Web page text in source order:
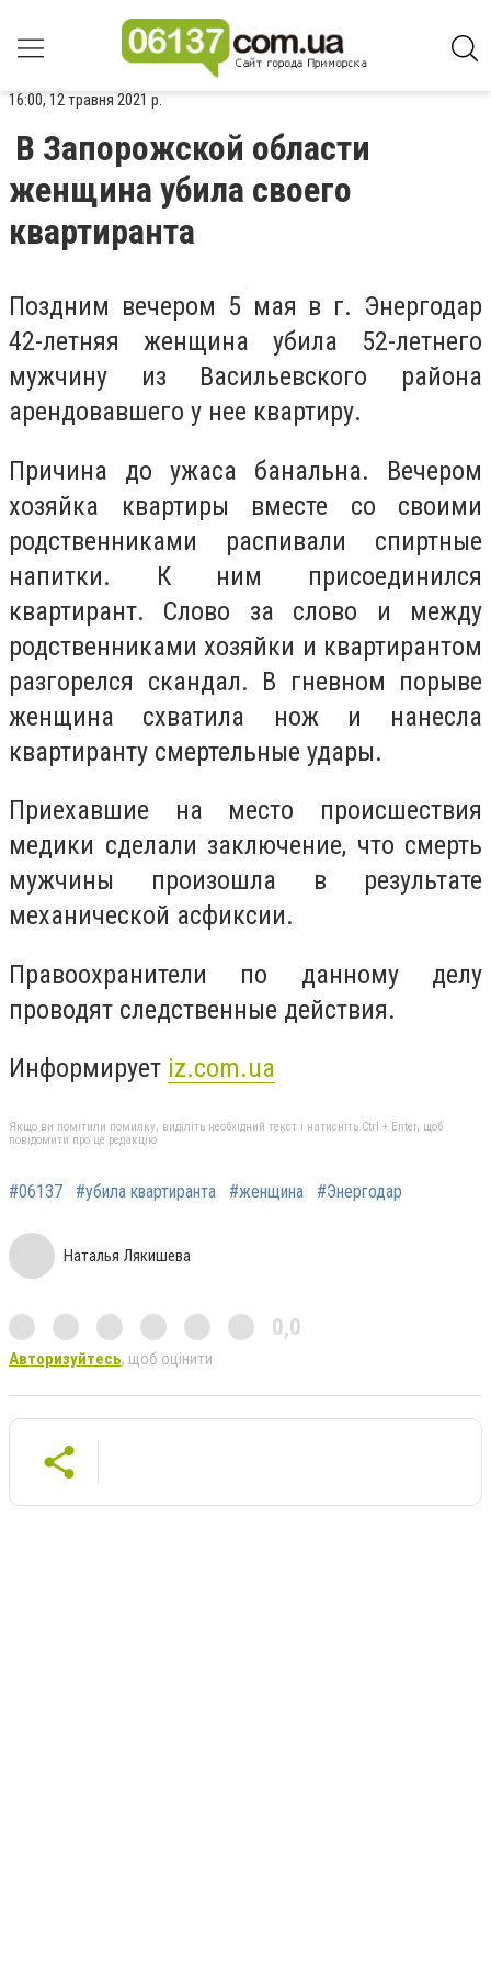
16:00, 12 травня 2021 р.
В Запорожской области
женщина убила своего
квартиранта
Поздним вечером 5 мая в г. Энергодар
42-летняя женщина убила 52-летнего
мужчину из Васильевского района
арендовавшего у нее квартиру.
Причина до ужаса банальна. Вечером
хозяйка квартиры вместе со своими
родственниками распивали спиртные
напитки. К ним присоединился
квартирант. Слово за слово и между
родственниками хозяйки и квартирантом
разгорелся скандал. В гневном порыве
женщина схватила нож и нанесла
квартиранту смертельные удары.
Приехавшие на место происшествия
медики сделали заключение, что смерть
мужчины произошла в результате
механической асфиксии.
Правоохранители по данному делу
проводят следственные действия.
Информирует iz.com.ua
Якщо ви помітили помилку, виділіть необхідний текст і натисніть Ctrl + Enter, щоб
повідомити про це редакцію
#06137 #убила квартиранта #женщина #Энергодар
Наталья Лякишева
0,0
Авторизуйтесь, щоб оцінити